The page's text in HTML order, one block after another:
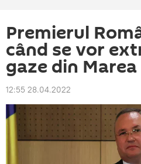
Premierul
când se vor
gaze din
12:55 28.04.2022